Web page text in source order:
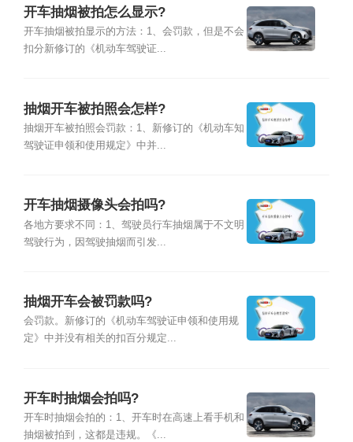
开车抽烟被拍怎么显示?
开车抽烟被拍显示的方法：1、会罚款，但是不会
扣分新修订的《机动车驾驶证...
抽烟开车被拍照会怎样?
抽烟开车被拍照会罚款：1、新修订的《机动车知
驾驶证申领和使用规定》中并...
开车抽烟摄像头会拍吗?
各地方要求不同：1、驾驶员行车抽烟属于不文明
驾驶行为，因驾驶抽烟而引发...
抽烟开车会被罚款吗?
会罚款。新修订的《机动车驾驶证申领和使用规
定》中并没有相关的扣百分规定...
开车时抽烟会拍吗?
开车时抽烟会拍的：1、开车时在高速上看手机和
抽烟被拍到，这都是违规。《...